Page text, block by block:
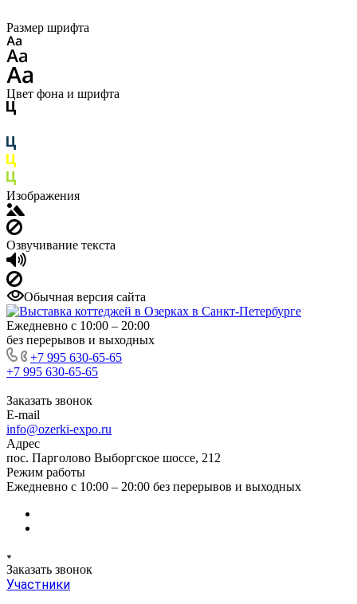
Размер шрифта
Цвет фона и шрифта
Изображения
Озвучивание текста
Обычная версия сайта
Ежедневно с 10:00 – 20:00
без перерывов и выходных
+7 995 630-65-65
+7 995 630-65-65
Заказать звонок
E-mail
info@ozerki-expo.ru
Адрес
пос. Парголово Выборгское шоссе, 212
Режим работы
Ежедневно с 10:00 – 20:00 без перерывов и выходных
Заказать звонок
Участники